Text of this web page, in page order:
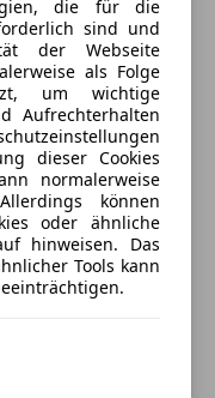
+ Sound
digital)
Bedürfnisse
0
& Rabatt holen
die für die
sind und
der Webseite
als Folge
um wichtige
Aufrechterhalten
dieser Cookies
normalerweise
können
oder ähnliche
hinweisen. Das
Tools kann